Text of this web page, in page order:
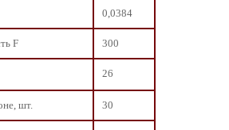
0,0384
F 300
26
шт. 30